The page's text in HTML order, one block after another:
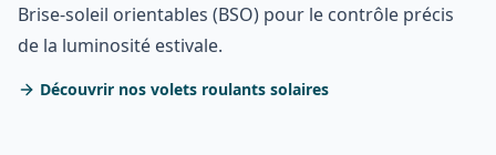
Brise-soleil orientables (BSO) pour le contrôle précis
de la luminosité estivale.
Découvrir nos volets roulants solaires